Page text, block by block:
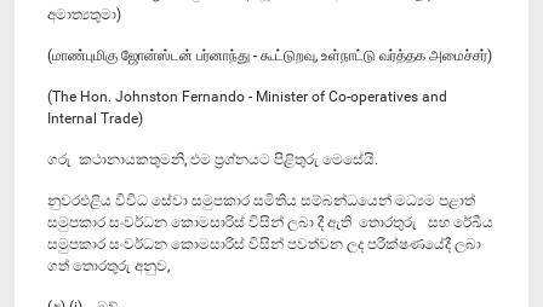
අමාත්‍යතුමා)
(மாண்புமிகு ஜோன்ஸ்டன் பர்னாந்து - கூட்டுறவு, உள்நாட்டு வர்த்தக அமைச்சர்)
(The Hon. Johnston Fernando - Minister of Co-operatives and
Internal Trade)
ගරු කථානායකතුමනි, එම ප්‍රශ්නයට පිළිතුරු මෙසේයි.
නුවරඑළිය විවිධ සේවා සමුපකාර සමිතිය සම්බන්ධයෙන් මධ්‍යම පළාත්
සමුපකාර සංවර්ධන කොමසාරිස් විසින් ලබා දී ඇති‍ තොරතුරු සහ රේඛීය
සමුපකාර සංවර්ධන කොමසාරිස් විසින් පවත්වන ලද පරීක්ෂණයේදී ලබා
ගත් තොරතුරු අනුව,